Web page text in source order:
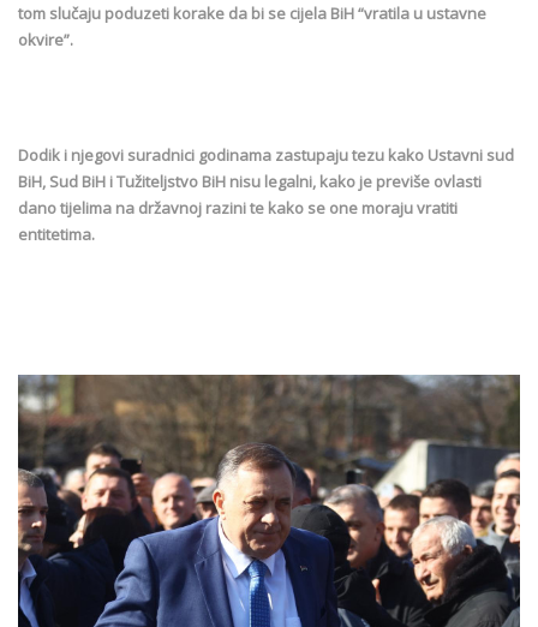
tom slučaju poduzeti korake da bi se cijela BiH “vratila u ustavne
okvire”.
Dodik i njegovi suradnici godinama zastupaju tezu kako Ustavni sud
BiH, Sud BiH i Tužiteljstvo BiH nisu legalni, kako je previše ovlasti
dano tijelima na državnoj razini te kako se one moraju vratiti
entitetima.